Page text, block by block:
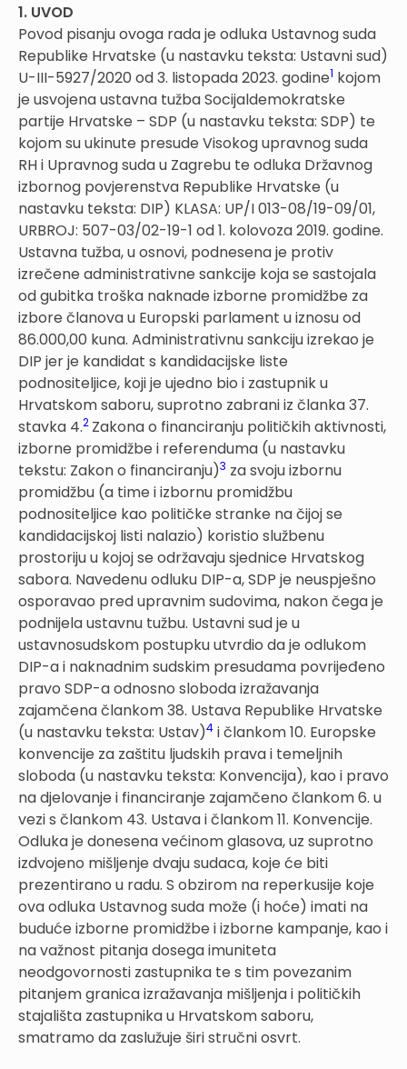
1. UVOD
Povod pisanju ovoga rada je odluka Ustavnog suda
Republike Hrvatske (u nastavku teksta: Ustavni sud)
U-III-5927/2020 od 3. listopada 2023. godine1 kojom
je usvojena ustavna tužba Socijaldemokratske
partije Hrvatske – SDP (u nastavku teksta: SDP) te
kojom su ukinute presude Visokog upravnog suda
RH i Upravnog suda u Zagrebu te odluka Državnog
izbornog povjerenstva Republike Hrvatske (u
nastavku teksta: DIP) KLASA: UP/I 013-08/19-09/01,
URBROJ: 507-03/02-19-1 od 1. kolovoza 2019. godine.
Ustavna tužba, u osnovi, podnesena je protiv
izrečene administrativne sankcije koja se sastojala
od gubitka troška naknade izborne promidžbe za
izbore članova u Europski parlament u iznosu od
86.000,00 kuna. Administrativnu sankciju izrekao je
DIP jer je kandidat s kandidacijske liste
podnositeljice, koji je ujedno bio i zastupnik u
Hrvatskom saboru, suprotno zabrani iz članka 37.
stavka 4.2 Zakona o financiranju političkih aktivnosti,
izborne promidžbe i referenduma (u nastavku
tekstu: Zakon o financiranju)3 za svoju izbornu
promidžbu (a time i izbornu promidžbu
podnositeljice kao političke stranke na čijoj se
kandidacijskoj listi nalazio) koristio službenu
prostoriju u kojoj se održavaju sjednice Hrvatskog
sabora. Navedenu odluku DIP-a, SDP je neuspješno
osporavao pred upravnim sudovima, nakon čega je
podnijela ustavnu tužbu. Ustavni sud je u
ustavnosudskom postupku utvrdio da je odlukom
DIP-a i naknadnim sudskim presudama povrijeđeno
pravo SDP-a odnosno sloboda izražavanja
zajamčena člankom 38. Ustava Republike Hrvatske
(u nastavku teksta: Ustav)4 i člankom 10. Europske
konvencije za zaštitu ljudskih prava i temeljnih
sloboda (u nastavku teksta: Konvencija), kao i pravo
na djelovanje i financiranje zajamčeno člankom 6. u
vezi s člankom 43. Ustava i člankom 11. Konvencije.
Odluka je donesena većinom glasova, uz suprotno
izdvojeno mišljenje dvaju sudaca, koje će biti
prezentirano u radu. S obzirom na reperkusije koje
ova odluka Ustavnog suda može (i hoće) imati na
buduće izborne promidžbe i izborne kampanje, kao i
na važnost pitanja dosega imuniteta
neodgovornosti zastupnika te s tim povezanim
pitanjem granica izražavanja mišljenja i političkih
stajališta zastupnika u Hrvatskom saboru,
smatramo da zaslužuje širi stručni osvrt.